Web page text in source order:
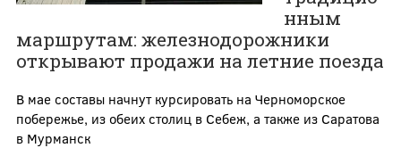
нным
маршрутам: железнодорожники
открывают продажи на летние поезда
В мае составы начнут курсировать на Черноморское
побережье, из обеих столиц в Себеж, а также из Саратова
в Мурманск